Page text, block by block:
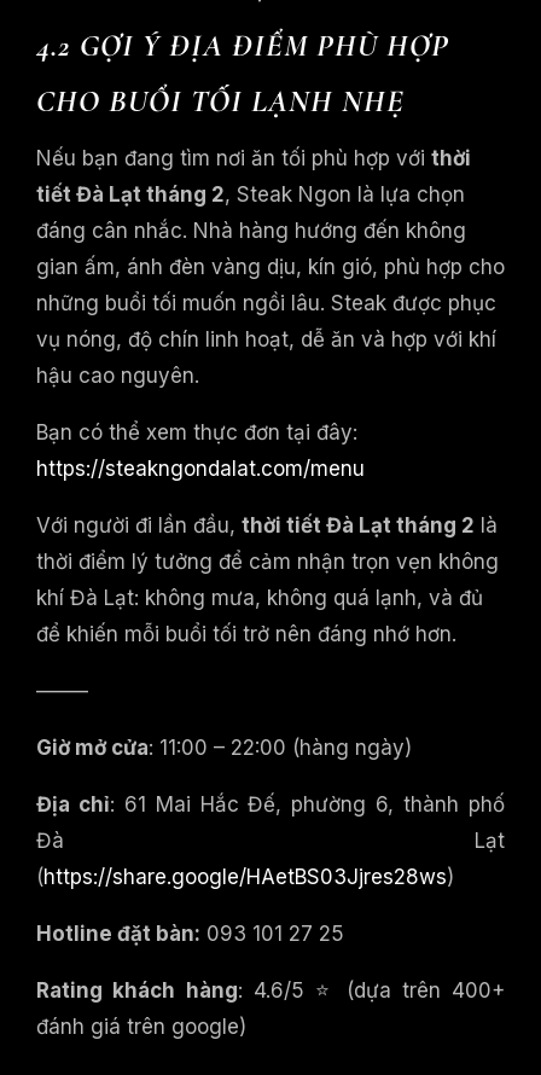
4.2 GỢI Ý ĐỊA ĐIỂM PHÙ HỢP
CHO BUỔI TỐI LẠNH NHẸ
Nếu bạn đang tìm nơi ăn tối phù hợp với thời
tiết Đà Lạt tháng 2, Steak Ngon là lựa chọn
đáng cân nhắc. Nhà hàng hướng đến không
gian ấm, ánh đèn vàng dịu, kín gió, phù hợp cho
những buổi tối muốn ngồi lâu. Steak được phục
vụ nóng, độ chín linh hoạt, dễ ăn và hợp với khí
hậu cao nguyên.
Bạn có thể xem thực đơn tại đây:
https://steakngondalat.com/menu
Với người đi lần đầu, thời tiết Đà Lạt tháng 2 là
thời điểm lý tưởng để cảm nhận trọn vẹn không
khí Đà Lạt: không mưa, không quá lạnh, và đủ
để khiến mỗi buổi tối trở nên đáng nhớ hơn.
——–
Giờ mở cửa: 11:00 – 22:00 (hàng ngày)
Địa chỉ: 61 Mai Hắc Đế, phường 6, thành phố
Đà Lạt
(https://share.google/HAetBS03Jjres28ws)
Hotline đặt bàn: 093 101 27 25
Rating khách hàng: 4.6/5 ⭐ (dựa trên 400+
đánh giá trên google)